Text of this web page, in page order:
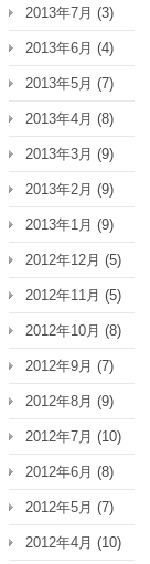
2013年7月 (3)
2013年6月 (4)
2013年5月 (7)
2013年4月 (8)
2013年3月 (9)
2013年2月 (9)
2013年1月 (9)
2012年12月 (5)
2012年11月 (5)
2012年10月 (8)
2012年9月 (7)
2012年8月 (9)
2012年7月 (10)
2012年6月 (8)
2012年5月 (7)
2012年4月 (10)